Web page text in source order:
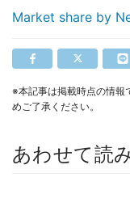
Market share by
※本記事は掲載時点の情報
めご了承ください。
あわせて読